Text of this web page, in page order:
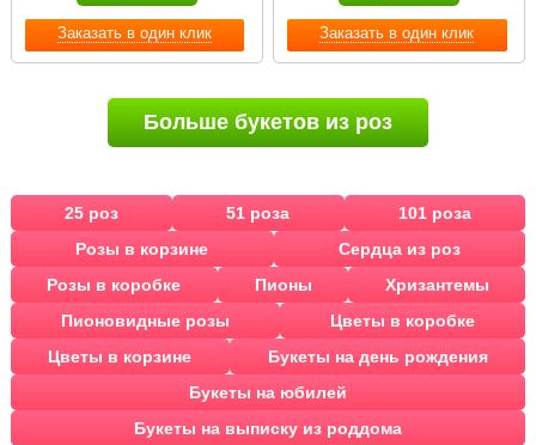
Заказать в один клик Заказать в один клик
Больше букетов из роз
25 роз 51 роза
101 роза
Розы в корзине
Сердца из роз
Розы в коробке
Пионы
Хризантемы
Пионовидные розы
Цветы в коробке
Цветы в корзине
Букеты на день рождения
Букеты на юбилей
Букеты на выписку из роддома